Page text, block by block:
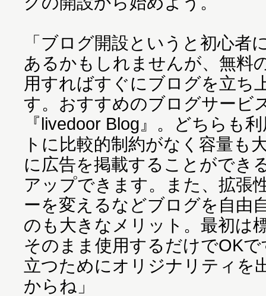
「ブログ開設というと初心者
あるかもしれませんが、無料
用すればすぐにブログを立ち
す。おすすめのブログサービ
『livedoor Blog』。どちらも
トに比較的制約がなく容量も
に広告を掲載することができ
アップできます。また、拡張
ーを変えるなどブログを自由
のも大きなメリット。最初は
そのまま使用するだけでOK
立つためにオリジナリティを
からね」